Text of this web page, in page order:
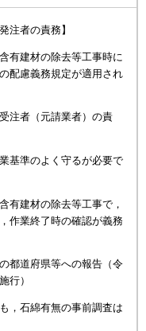
注者の責務】
有建材の除去等工事時に
配慮義務規定が適用され
注者（元請業者）の責
基準のよく守るが必要で
有建材の除去等工事で，
作業終了時の確認が義務
都道府県等への報告（令
行）
，石綿有無の事前調査は